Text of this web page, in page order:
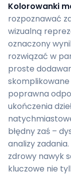
Kolorowanki
rozpoznawać
wizualną
oznaczony
rozwiązać w
proste
poprawna
ukończenia
błędny zaś –
analizy
zdrowy nawyk
kluczowe nie